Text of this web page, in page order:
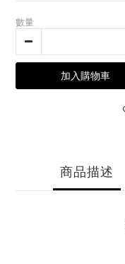
數量
加入購物車
商品描述